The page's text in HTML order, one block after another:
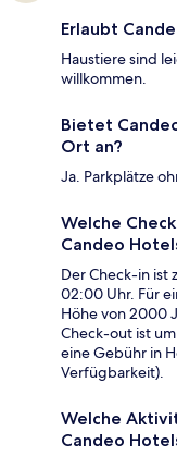
Erlaubt
Haustiere sind
willkommen.
Bietet
Ort an?
Ja. Parkplätze
Welche
Candeo
Der Check-in ist
02:00 Uhr. Für
Höhe von 2000
Check-out ist
eine Gebühr in
Verfügbarkeit).
Welche
Candeo